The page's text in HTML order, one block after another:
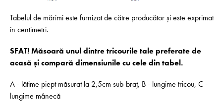
Tabelul de mărimi este furnizat de către producător și este exprimat
în centimetri.
SFAT! Măsoară unul dintre tricourile tale preferate de
acasă și compară dimensiunile cu cele din tabel.
A - lătime piept măsurat la 2,5cm sub-braț, B - lungime tricou, C -
lungime mânecă